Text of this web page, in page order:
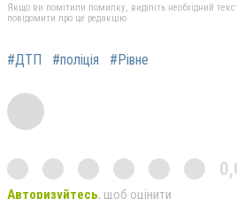
Якщо ви помітили помилку, виділіть необхідний
повідомити про це редакцію
#ДТП #поліція #Рівне
Авторизуйтесь, щоб оцінити